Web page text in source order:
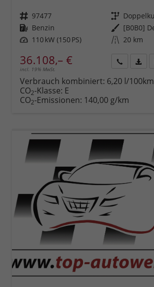
Fahrzeugnr. 97477 Getriebe
Kraftstoff Benzin Außenfarbe
Leistung 110 kW (150 PS) Kilometerstand 20 km
36.108,– €
incl. 19% MwSt.
anfordern
Datei,
Verbrauch kombiniert: 6,20 l/100km
CO2-Klasse: E
CO2-Emissionen: 140,00 g/km